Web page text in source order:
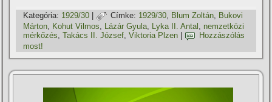
Kategória: 1929/30 Címke: 1929/30 Blum Zoltán
Bukovi
Márton Kohut Vilmos Lázár Gyula Lyka II. Antal
nemzetközi
mérkőzés ,Takács II. József ,Viktoria Plzen
Hozzászólás
most!